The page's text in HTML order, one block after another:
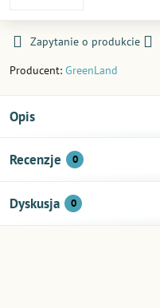
Zapytanie o produkcie
Producent: GreenLand
Opis
Recenzje 0
Dyskusja 0